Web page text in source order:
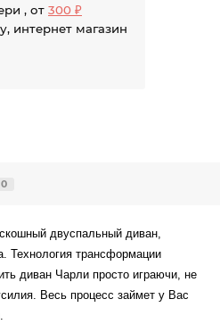
, от 300 ₽
интернет магазин
0
двуспальный диван,
Технология трансформации
диван Чарли просто играючи, не
Весь процесс займет у Вас